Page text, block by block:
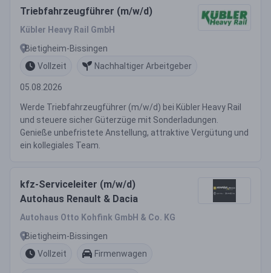
Triebfahrzeugführer (m/w/d)
Kübler Heavy Rail GmbH
Bietigheim-Bissingen
Vollzeit
Nachhaltiger Arbeitgeber
05.08.2026
Werde Triebfahrzeugführer (m/w/d) bei Kübler Heavy Rail
und steuere sicher Güterzüge mit Sonderladungen.
Genieße unbefristete Anstellung, attraktive Vergütung und
ein kollegiales Team.
kfz-Serviceleiter (m/w/d)
Autohaus Renault & Dacia
Autohaus Otto Kohfink GmbH & Co. KG
Bietigheim-Bissingen
Vollzeit
Firmenwagen